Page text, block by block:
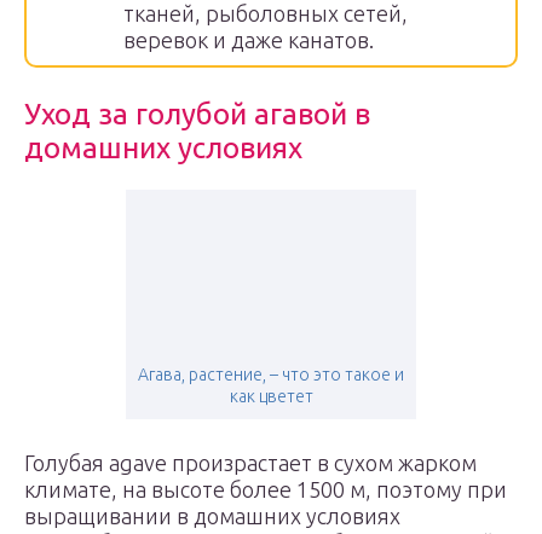
тканей, рыболовных сетей,
веревок и даже канатов.
Уход за голубой агавой в
домашних условиях
Агава, растение, – что это такое и
как цветет
Голубая agave произрастает в сухом жарком
климате, на высоте более 1500 м, поэтому при
выращивании в домашних условиях